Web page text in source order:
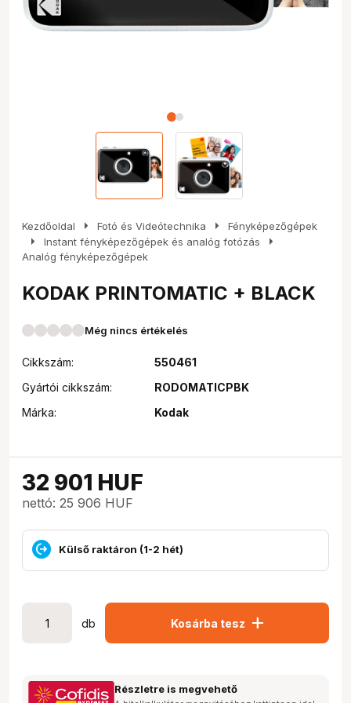
Kezdőoldal arrow_right Fotó és Videótechnika arrow_right Fényképezőgépek
arrow_right Instant fényképezőgépek és analóg fotózás arrow_right
Analóg fényképezőgépek
KODAK PRINTOMATIC + BLACK
Még nincs értékelés
Cikkszám:
550461
Gyártói cikkszám:
RODOMATICPBK
Márka:
Kodak
32 901 HUF
nettó: 25 906 HUF
Külső raktáron (1-2 hét)
db Kosárba tesz add
Részletre is megvehető